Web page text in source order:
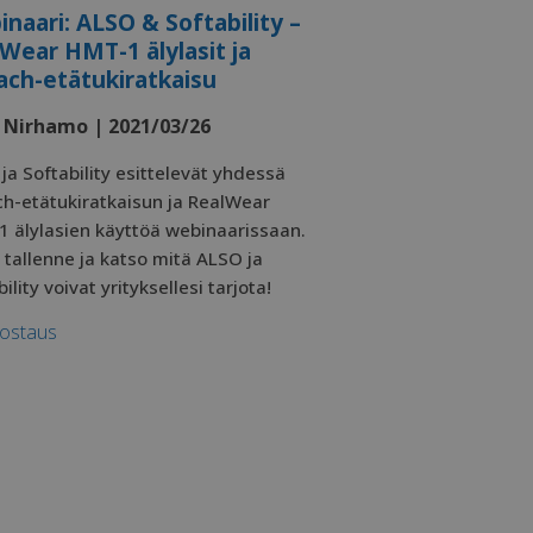
ALSO & Softability –
HMT-1 älylasit ja
etätukiratkaisu
| 2021/03/26
ja Softability esittelevät yhdessä
etätukiratkaisun ja RealWear
älylasien käyttöä webinaarissaan.
tallenne ja katso mitä ALSO ja
voivat yrityksellesi tarjota!
jotta
osapuolen
loppukäyttäjä
jonka
mainitulla
seuraamaan
osapuolen
laajasti